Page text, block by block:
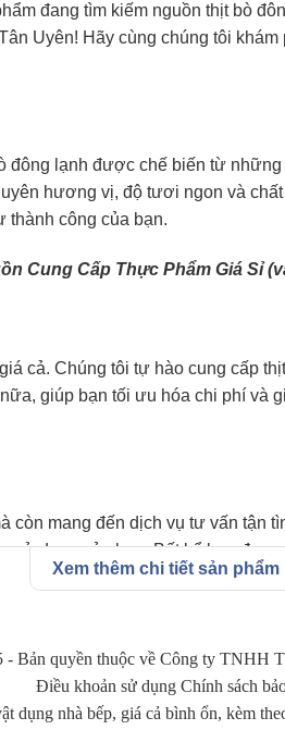
đang tìm kiếm nguồn thịt bò
Uyên! Hãy cùng chúng tôi
đông lạnh được chế biến từ
hương vị, độ tươi ngon và
thành công của bạn.
Cung Cấp Thực Phẩm Giá Sỉ
cả. Chúng tôi tự hào cung cấp
giúp bạn tối ưu hóa chi phí và
còn mang đến dịch vụ tư vấn
dụng của bạn. Bất kể bạn
liệu tuyệt vời để tạo ra nhiều
Xem thêm chi tiết sản
- Bản quyền thuộc về Công ty TNHH
Điều khoản sử dụng Chính sách
dụng nhà bếp, giá cả bình ổn, kèm